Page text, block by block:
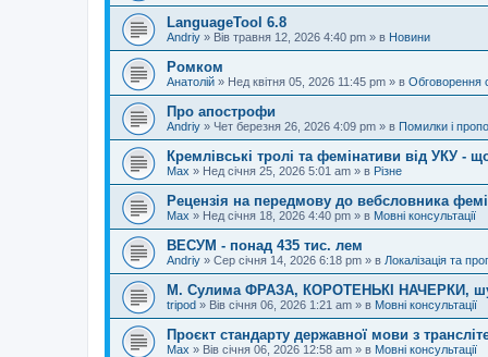
LanguageTool 6.8
Andriy » Вів травня 12, 2026 4:40 pm » в Новини
Ромком
Анатолій » Нед квітня 05, 2026 11:45 pm » в Обговорення
Про апострофи
Andriy » Чет березня 26, 2026 4:09 pm » в Помилки і
Кремлівські тролі та фемінативи від УКУ -
Max » Нед січня 25, 2026 5:01 am » в Різне
Рецензія на передмову до вебсловника
Max » Нед січня 18, 2026 4:40 pm » в Мовні консультації
ВЕСУМ - понад 435 тис. лем
Andriy » Сер січня 14, 2026 6:18 pm » в Локалізація та
М. Сулима ФРАЗА, КОРОТЕНЬКІ НАЧЕРКИ,
tripod » Вів січня 06, 2026 1:21 am » в Мовні консультації
Проєкт стандарту державної мови з
Max » Вів січня 06, 2026 12:58 am » в Мовні консультації